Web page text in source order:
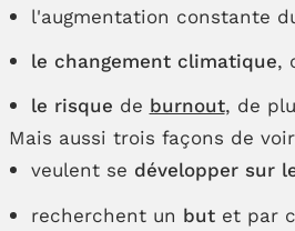
l'augmentation constante
le changement climatique,
le risque de burnout, de
Mais aussi trois façons de
veulent se développer sur
recherchent un butet par